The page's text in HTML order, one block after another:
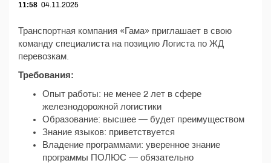
11:58 04.11.2025
Транспортная компания «Гама» приглашает в свою
команду специалиста на позицию Логиста по ЖД
перевозкам.
Требования:
Опыт работы: не менее 2 лет в сфере
железнодорожной логистики
Образование: высшее — будет преимуществом
Знание языков: приветствуется
Владение программами: уверенное знание
программы ПОЛЮС — обязательно